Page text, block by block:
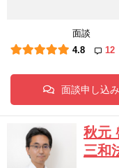
面談
4.8
12
面談申し込み
秋元
三和